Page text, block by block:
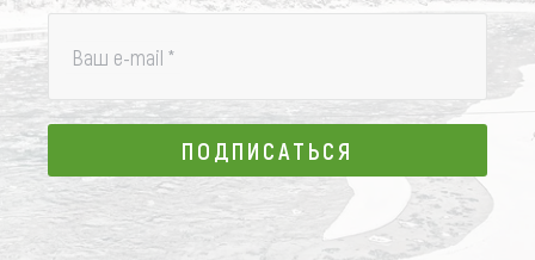
Ваш e-mail *
ПОДПИСАТЬСЯ
ПОДПИСАТЬСЯ